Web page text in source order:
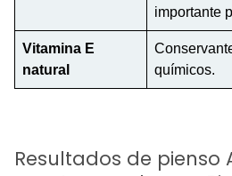
importante
Vitamina E
natural
químicos.
Resultados de pienso